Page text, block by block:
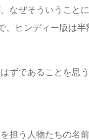
なぜそういうこと
ヒンディー版は半
ずであることを思
担う人物たちの名